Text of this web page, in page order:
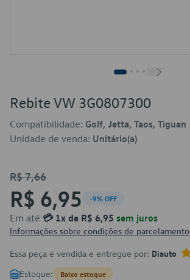
Rebite VW 3G0807300
Compatibilidade: Golf, Jetta, Taos, Tiguan
Unidade de venda: Unitário(a)
R$ 7,66
R$ 6,95 -9% OFF
Em até 💳 1x de R$ 6,95 sem juros
Informações sobre condições de parcelamento
Essa peça é vendida e entregue por: Diauto
Estoque: Baixo estoque